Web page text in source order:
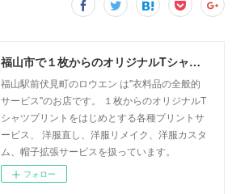
福山市で１枚からのオリジナルTシャツプリント・洋服直しのことなら【ロウエン - ROEN】
福山駅前伏見町のロウエン は"衣料品の全般的
サービス"のお店です。 １枚からのオリジナルT
シャツプリントをはじめとする各種プリントサ
ービス、 洋服直し、洋服リメイク、洋服カスタ
ム、帽子拡張サービスを扱っています。
フォロー